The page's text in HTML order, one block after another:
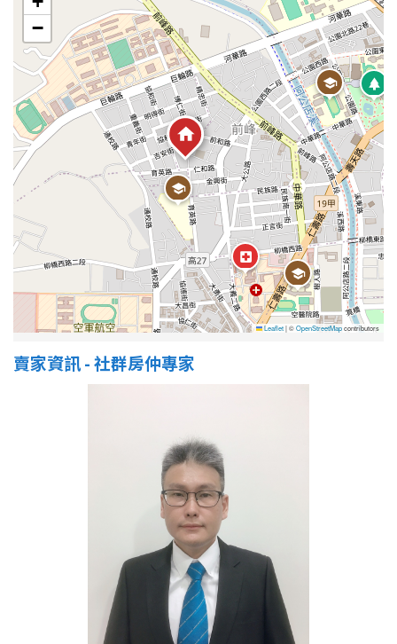
屋齡
不拘
5 年以下
5-10 年 10-20 年
20-30 年 30-40 年
售價
−
Leaflet|©OpenStreetMapcontributors
賣家資訊 - 社群房仲專家